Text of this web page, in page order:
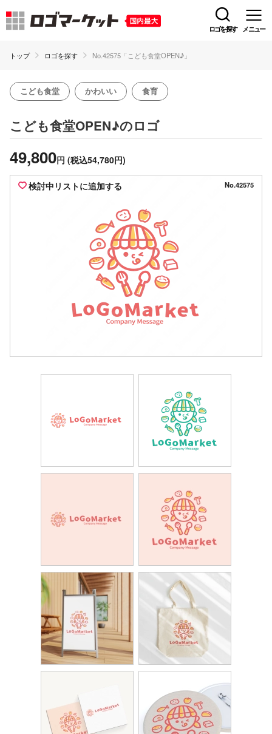
ロゴを探す メニュー
トップ ロゴを探す No.42575「こども食堂OPEN♪」
こども食堂 かわいい 食育
こども食堂OPEN♪のロゴ
49,800円 (税込54,780円)
検討中リストに追加する No.42575